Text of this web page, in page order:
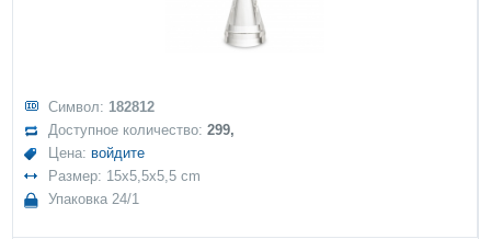
Символ: 182812
Доступное количество:299,
Цена: войдите
Размер: 15x5,5x5,5 cm
Упаковка 24/1